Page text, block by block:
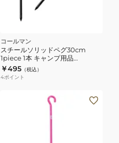
コールマン
スチールソリッドペグ30cm
1piece 1本 キャンプ用品
2000017188
￥495 （税込）
4ポイント